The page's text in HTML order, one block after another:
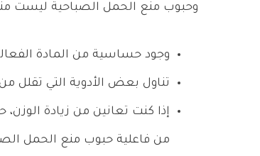
وحبوب منع الحمل الصباحية ليست
وجود حساسية من المادة
تناول بعض الأدوية التي تقلل
إذا كنت تعانين من زيادة
من فاعلية حبوب منع الحمل